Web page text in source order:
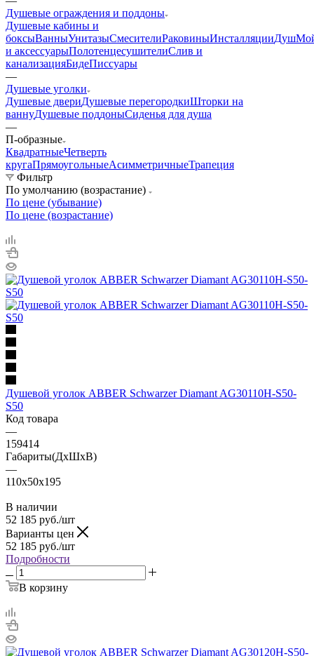
Душевые ограждения и поддоны
Душевые кабины и
боксыВанныУнитазыСмесителиРаковиныИнсталляцииДуш
и аксессуарыПолотенцесушителиСлив и
канализацияБидеПиссуары
—
Душевые уголки
Душевые двериДушевые перегородкиШторки на
ваннуДушевые поддоныСиденья для душа
—
П-образные
КвадратныеЧетверть
кругаПрямоугольныеАсимметричныеТрапеция
Фильтр
По умолчанию (возрастание)
По цене (убывание)
По цене (возрастание)
Душевой уголок ABBER Schwarzer Diamant AG30110H-S50-
S50
Код товара
—
159414
Габариты(ДхШхВ)
—
110x50x195
В наличии
52 185 руб./шт
Варианты цен
52 185 руб./шт
Подробности
В корзину